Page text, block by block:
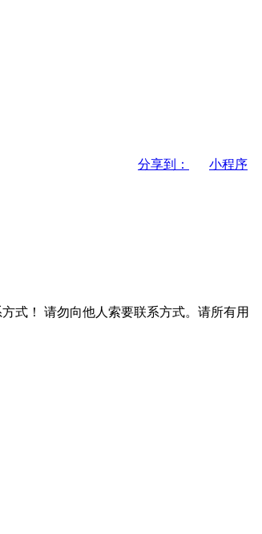
分享到：
小程序
式！
请勿向他人索要联系方式。请所有用